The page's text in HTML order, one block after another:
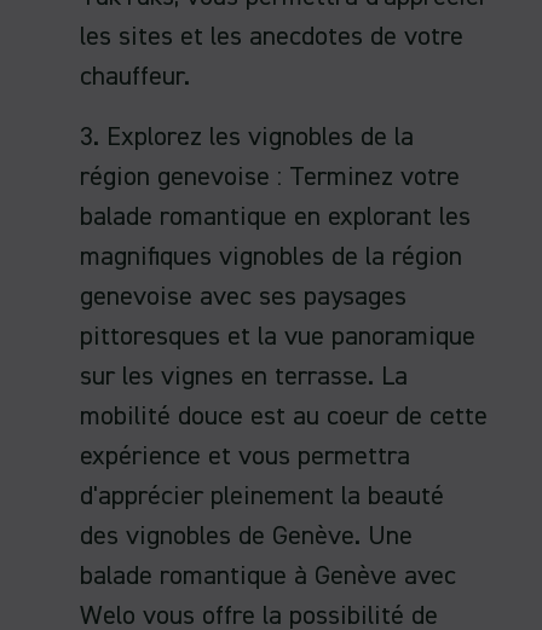
les sites et les anecdotes de votre
chauffeur.
3. Explorez les vignobles de la
région genevoise : Terminez votre
balade romantique en explorant les
magnifiques vignobles de la région
genevoise avec ses paysages
pittoresques et la vue panoramique
sur les vignes en terrasse. La
mobilité douce est au coeur de cette
expérience et vous permettra
d'apprécier pleinement la beauté
des vignobles de Genève. Une
balade romantique à Genève avec
Welo vous offre la possibilité de